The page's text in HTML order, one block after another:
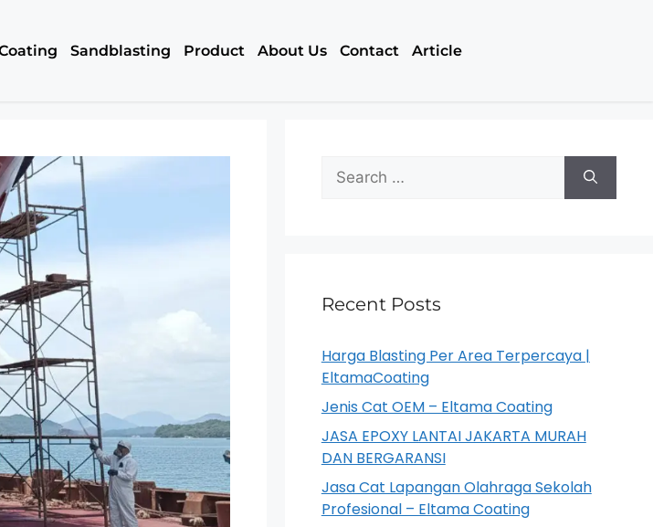
Sandblasting Product About Us Contact Article
Recent Posts
Harga Blasting Per Area Terpercaya |
EltamaCoating
Jenis Cat OEM – Eltama Coating
JASA EPOXY LANTAI JAKARTA MURAH
DAN BERGARANSI
Jasa Cat Lapangan Olahraga Sekolah
Profesional – Eltama Coating